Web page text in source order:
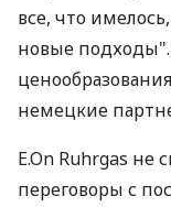
все, что
новые
немецкие
E.On Ruhrgas не
переговоры с